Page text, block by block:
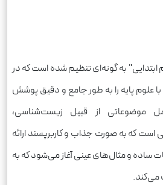
ابتدایی" به گونه‌ای تنظیم شده است که در
علوم پایه را به طور جامع و دقیق پوشش
موضوعاتی از قبیل زیست‌شناسی،
که به صورت جذاب و کاربرپسند ارائه
ساده و مثال‌های عینی آغاز می‌شود که به
می‌کند.